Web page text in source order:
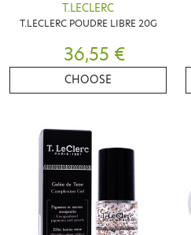
T.LECLERC
T.LECLERC POUDRE LIBRE 20G
36,55 €
CHOOSE